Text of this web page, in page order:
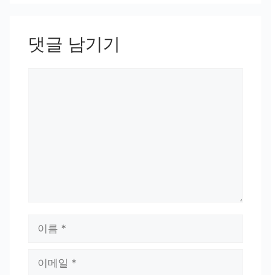
댓글 남기기